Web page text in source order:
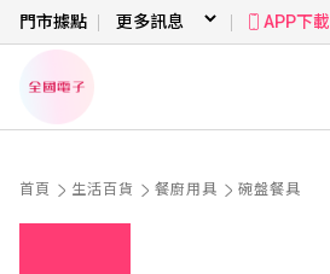
門市據點 APP下載
首頁 生活百貨 餐廚用具 碗盤餐具